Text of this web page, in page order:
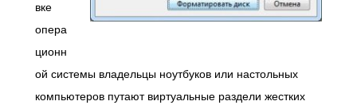
вке
опера
ционн
ой системы владельцы ноутбуков или настольных
компьютеров путают виртуальные раздели жестких